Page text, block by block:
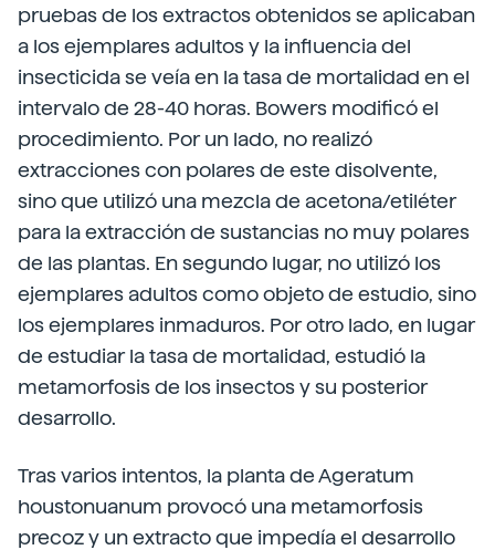
pruebas de los extractos obtenidos se aplicaban
a los ejemplares adultos y la influencia del
insecticida se veía en la tasa de mortalidad en el
intervalo de 28-40 horas. Bowers modificó el
procedimiento. Por un lado, no realizó
extracciones con polares de este disolvente,
sino que utilizó una mezcla de acetona/etiléter
para la extracción de sustancias no muy polares
de las plantas. En segundo lugar, no utilizó los
ejemplares adultos como objeto de estudio, sino
los ejemplares inmaduros. Por otro lado, en lugar
de estudiar la tasa de mortalidad, estudió la
metamorfosis de los insectos y su posterior
desarrollo.
Tras varios intentos, la planta de Ageratum
houstonuanum provocó una metamorfosis
precoz y un extracto que impedía el desarrollo